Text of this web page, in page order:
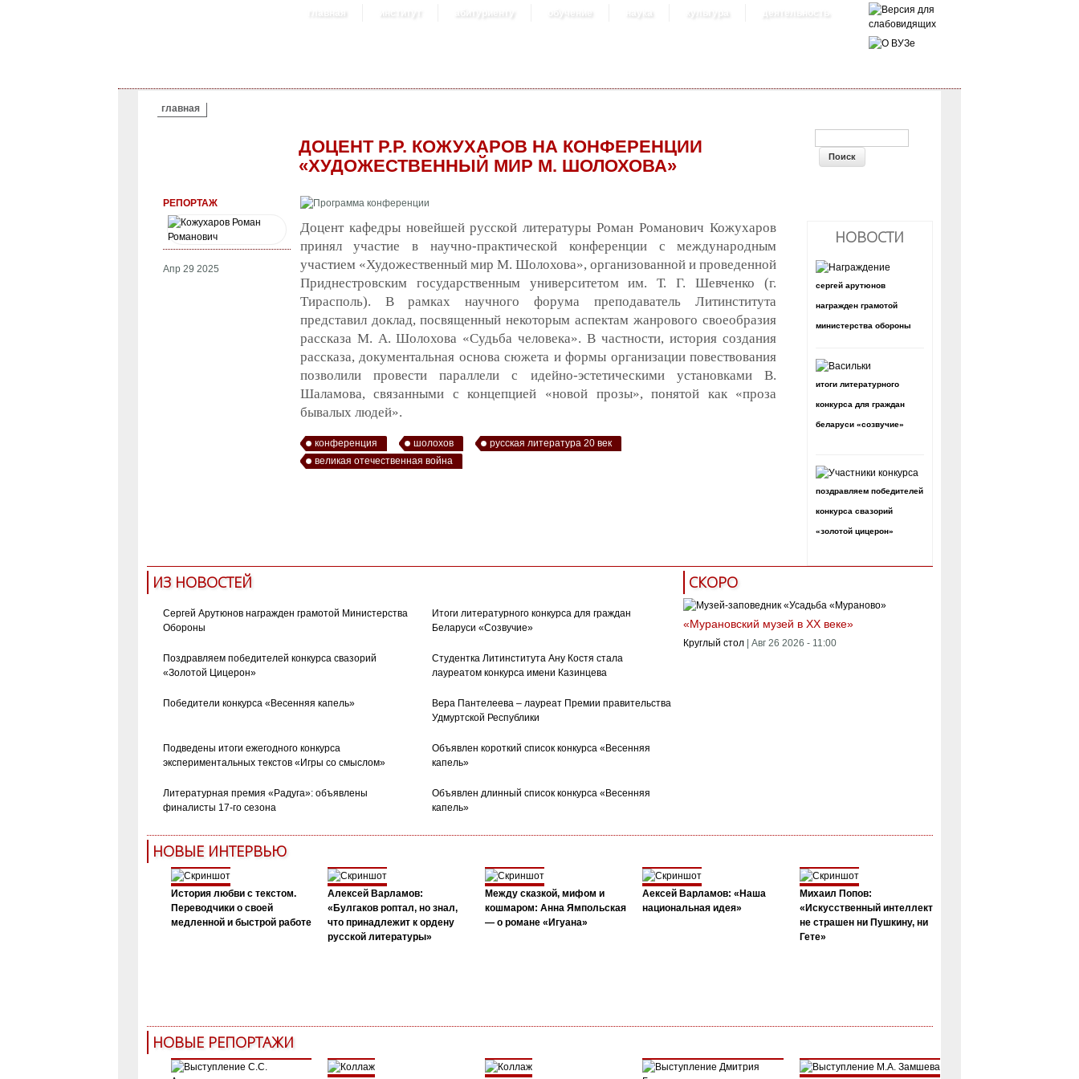
главная институт абитуриенту обучение наука культура деятельность
ВЫ ЗДЕСЬ
главная
ДОЦЕНТ Р.Р. КОЖУХАРОВ НА КОНФЕРЕНЦИИ
«ХУДОЖЕСТВЕННЫЙ МИР М. ШОЛОХОВА»
РЕПОРТАЖ
Апр 29 2025
Доцент кафедры новейшей русской литературы Роман Романович Кожухаров
принял участие в научно-практической конференции с международным
участием «Художественный мир М. Шолохова», организованной и проведенной
Приднестровским государственным университетом им. Т. Г. Шевченко (г.
Тирасполь). В рамках научного форума преподаватель Литинститута
представил доклад, посвященный некоторым аспектам жанрового своеобразия
рассказа М. А. Шолохова «Судьба человека». В частности, история создания
рассказа, документальная основа сюжета и формы организации повествования
позволили провести параллели с идейно-эстетическими установками В.
Шаламова, связанными с концепцией «новой прозы», понятой как «проза
бывалых людей».
конференция шолохов
русская литература 20 век
великая отечественная война
ФОРМА ПОИСКА
НОВОСТИ
сергей арутюнов
награжден грамотой
министерства обороны
итоги литературного
конкурса для граждан
беларуси «созвучие»
поздравляем победителей
конкурса свазорий
«золотой цицерон»
ИЗ НОВОСТЕЙ
Сергей Арутюнов награжден грамотой Министерства
Обороны
Итоги литературного конкурса для граждан
Беларуси «Созвучие»
Поздравляем победителей конкурса свазорий
«Золотой Цицерон»
Студентка Литинститута Ану Костя стала
лауреатом конкурса имени Казинцева
Победители конкурса «Весенняя капель»
Вера Пантелеева – лауреат Премии правительства
Удмуртской Республики
Подведены итоги ежегодного конкурса
экспериментальных текстов «Игры со смыслом»
Объявлен короткий список конкурса «Весенняя
капель»
Литературная премия «Радуга»: объявлены
финалисты 17-го сезона
Объявлен длинный список конкурса «Весенняя
капель»
СКОРО
«Мурановский музей в XX веке»
Круглый стол | Авг 26 2026 - 11:00
НОВЫЕ ИНТЕРВЬЮ
История любви с текстом.
Переводчики о своей
медленной и быстрой работе
Алексей Варламов:
«Булгаков роптал, но знал,
что принадлежит к ордену
русской литературы»
Между сказкой, мифом и
кошмаром: Анна Ямпольская
— о романе «Игуана»
Аексей Варламов: «Наша
национальная идея»
Михаил Попов:
«Искусственный интеллект
не страшен ни Пушкину, ни
Гете»
НОВЫЕ РЕПОРТАЖИ